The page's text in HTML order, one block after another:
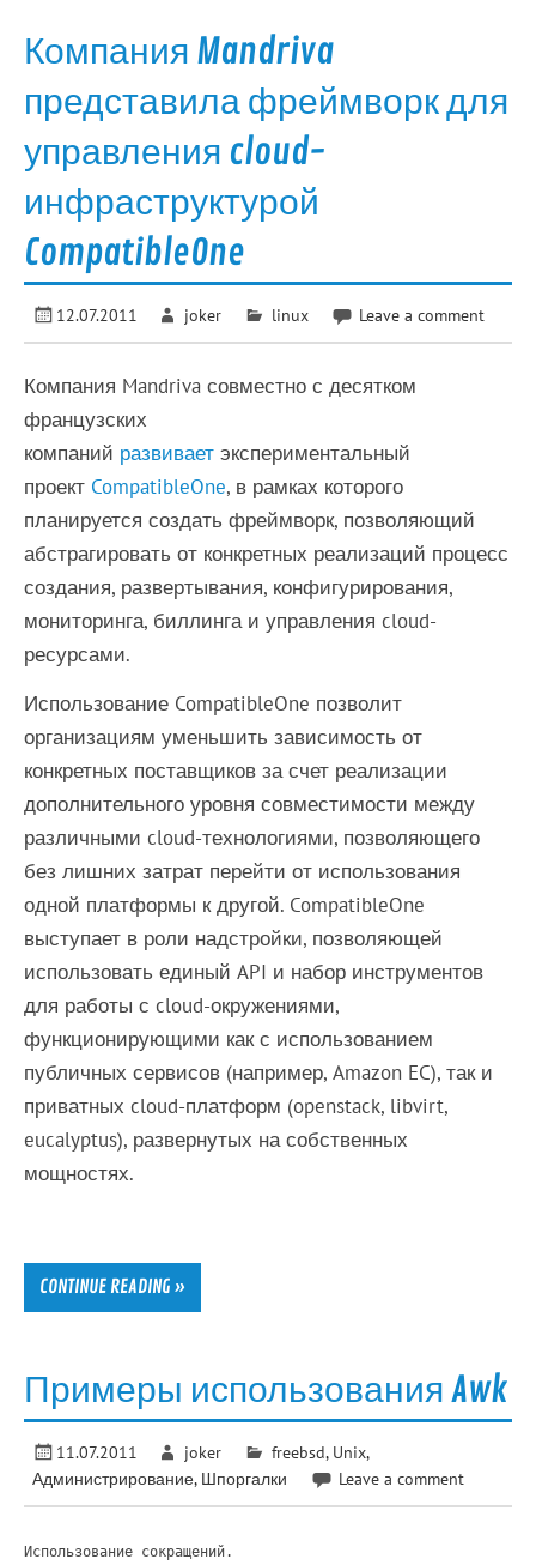
Компания Mandriva
представила фреймворк для
управления cloud-
инфраструктурой
CompatibleOne
12.07.2011 joker linux Leave a comment
Компания Mandriva совместно с десятком
французских
компаний развивает экспериментальный
проект CompatibleOne, в рамках которого
планируется создать фреймворк, позволяющий
абстрагировать от конкретных реализаций процесс
создания, развертывания, конфигурирования,
мониторинга, биллинга и управления cloud-
ресурсами.
Использование CompatibleOne позволит
организациям уменьшить зависимость от
конкретных поставщиков за счет реализации
дополнительного уровня совместимости между
различными cloud-технологиями, позволяющего
без лишних затрат перейти от использования
одной платформы к другой. CompatibleOne
выступает в роли надстройки, позволяющей
использовать единый API и набор инструментов
для работы с cloud-окружениями,
функционирующими как с использованием
публичных сервисов (например, Amazon EC), так и
приватных cloud-платформ (openstack, libvirt,
eucalyptus), развернутых на собственных
мощностях.
CONTINUE READING »
Примеры использования Awk
11.07.2011 joker freebsd, Unix,
Администрирование, Шпоргалки Leave a comment
Использование сокращений.